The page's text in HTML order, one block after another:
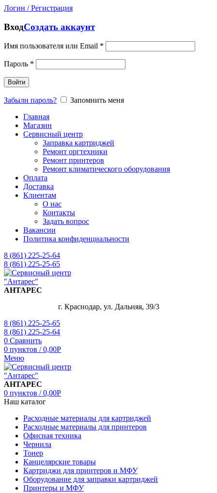
Логин / Регистрация
ВходСоздать аккаунт
Имя пользователя или Email *
Пароль *
Войти
Забыли пароль?
Запомнить меня
Главная
Магазин
Сервисный центр
Заправка картриджей
Ремонт оргтехники
Ремонт принтеров
Ремонт климатического оборудования
Оплата
Доставка
Клиентам
О нас
Контакты
Задать вопрос
Вакансии
Политика конфиденциальности
8 (861) 225-25-64
8 (861) 225-25-65
АНТАРЕС
г. Краснодар, ул. Дальняя, 39/3
8 (861) 225-25-65
8 (861) 225-25-64
0 Сравнить
0 пунктов / 0,00Р
Меню
АНТАРЕС
0 пунктов / 0,00Р
Наш каталог
Расходные материалы для картриджей
Расходные материалы для принтеров
Офисная техника
Чернила
Тонер
Канцелярские товары
Картриджи для принтеров и МФУ
Оборудование для заправки картриджей
Принтеры и МФУ